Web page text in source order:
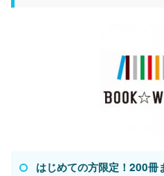
はじめての方限定！200冊